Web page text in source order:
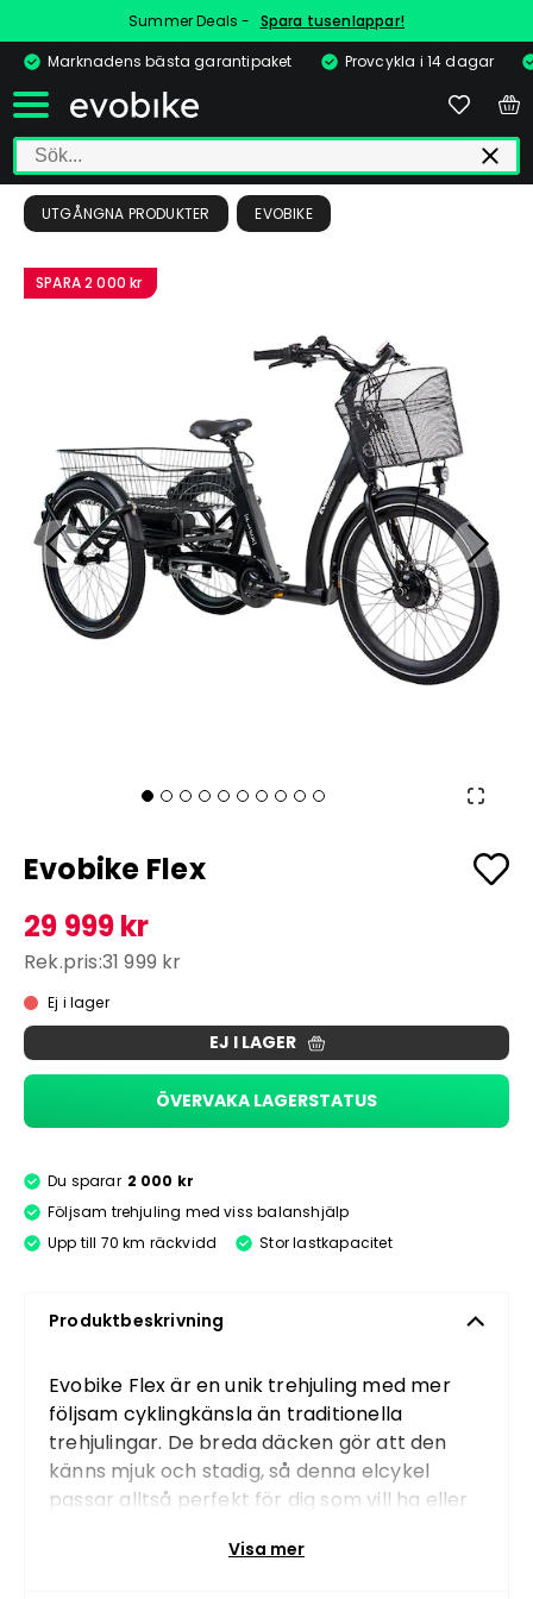
Summer Deals - Spara tusenlappar!
Marknadens bästa garantipaket
Provcykla i 14 dagar
UTGÅNGNA PRODUKTER EVOBIKE
SPARA2 000 kr
Evobike Flex
29 999 kr
Rek.pris:31 999 kr
Ej i lager
EJ I LAGER
ÖVERVAKA LAGERSTATUS
Du sparar 2 000 kr
Följsam trehjuling med viss balanshjälp
Upp till 70 km räckvidd
Stor lastkapacitet
Produktbeskrivning
Evobike Flex är en unik trehjuling med mer
följsam cyklingkänsla än traditionella
trehjulingar. De breda däcken gör att den
känns mjuk och stadig, så denna elcykel
passar alltså perfekt för dig som vill ha eller
Att cykla på en trehjulig cykel skiljer sig en
Visa mer